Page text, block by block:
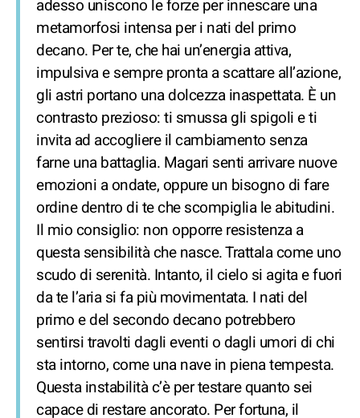
adesso uniscono le forze per innescare una
metamorfosi intensa per i nati del primo
decano. Per te, che hai un’energia attiva,
impulsiva e sempre pronta a scattare all’azione,
gli astri portano una dolcezza inaspettata. È un
contrasto prezioso: ti smussa gli spigoli e ti
invita ad accogliere il cambiamento senza
farne una battaglia. Magari senti arrivare nuove
emozioni a ondate, oppure un bisogno di fare
ordine dentro di te che scompiglia le abitudini.
Il mio consiglio: non opporre resistenza a
questa sensibilità che nasce. Trattala come uno
scudo di serenità. Intanto, il cielo si agita e fuori
da te l’aria si fa più movimentata. I nati del
primo e del secondo decano potrebbero
sentirsi travolti dagli eventi o dagli umori di chi
sta intorno, come una nave in piena tempesta.
Questa instabilità c’è per testare quanto sei
capace di restare ancorato. Per fortuna, il